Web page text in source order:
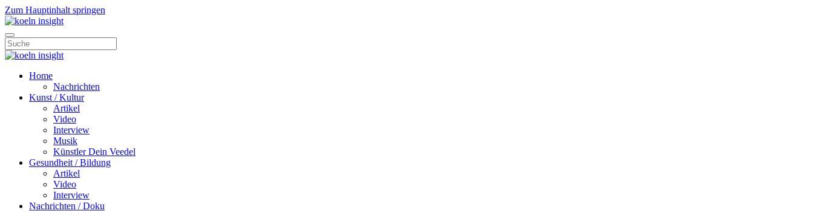
Zum Hauptinhalt springen
Home
Nachrichten
Kunst / Kultur
Artikel
Video
Interview
Musik
Künstler Dein Veedel
Gesundheit / Bildung
Artikel
Video
Interview
Nachrichten / Doku